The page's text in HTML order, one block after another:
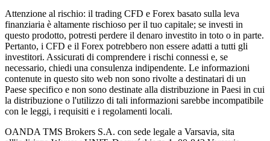
Attenzione al rischio: il trading CFD e Forex basato sulla leva
finanziaria è altamente rischioso per il tuo capitale; se investi in
questo prodotto, potresti perdere il denaro investito in toto o in parte.
Pertanto, i CFD e il Forex potrebbero non essere adatti a tutti gli
investitori. Assicurati di comprendere i rischi connessi e, se
necessario, chiedi una consulenza indipendente. Le informazioni
contenute in questo sito web non sono rivolte a destinatari di un
Paese specifico e non sono destinate alla distribuzione in Paesi in cui
la distribuzione o l'utilizzo di tali informazioni sarebbe incompatibile
con le leggi, i requisiti e i regolamenti locali.
OANDA TMS Brokers S.A. con sede legale a Varsavia, sita